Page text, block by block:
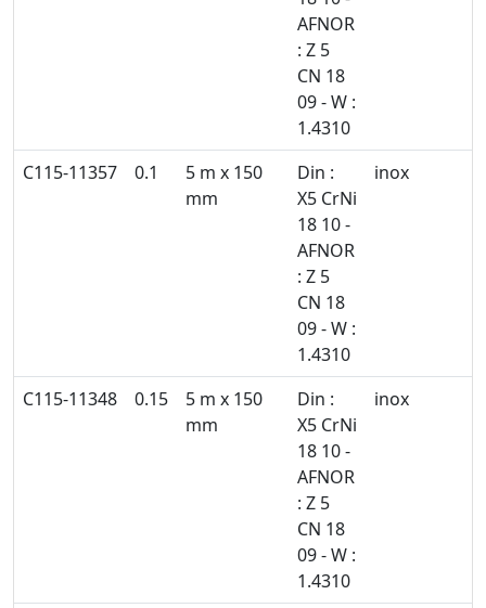
AFNOR
: Z 5
CN 18
09 - W :
1.4310
C115-11357 0.1
5 m x 150
mm
Din :
X5 CrNi
18 10 -
AFNOR
: Z 5
CN 18
09 - W :
1.4310
inox
C115-11348 0.15
5 m x 150
mm
Din :
X5 CrNi
18 10 -
AFNOR
: Z 5
CN 18
09 - W :
1.4310
inox